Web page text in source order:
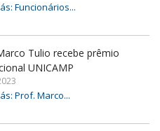
Funcionários...
Tulio recebe prêmio
UNICAMP
Prof. Marco...